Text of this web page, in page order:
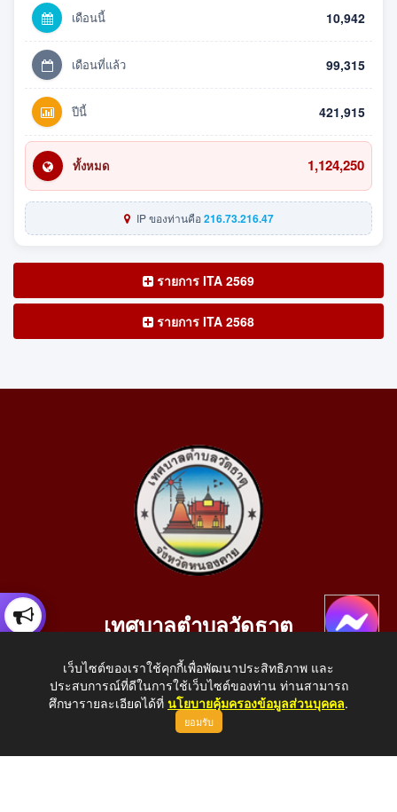
เดือนนี้ 10,942
เดือนที่แล้ว 99,315
ปีนี้ 421,915
ทั้งหมด 1,124,250
IP ของท่านคือ216.73.216.47
รายการ ITA 2569
รายการ ITA 2568
เทศบาลตำบลวัดธาตุ
อ.เมือง จ.หนองคาย 43000
โทรศัพท์: 042-414758 โทรสาร: 042-414759
E-Mail: saraban_05430110@dla.go.th
เว็บไซต์ของเราใช้คุกกี้เพื่อพัฒนาประสิทธิภาพ และ
ประสบการณ์ที่ดีในการใช้เว็บไซต์ของท่าน ท่านสามารถ
ศึกษารายละเอียดได้ที่ นโยบายคุ้มครองข้อมูลส่วนบุคคล.
ยอมรับ